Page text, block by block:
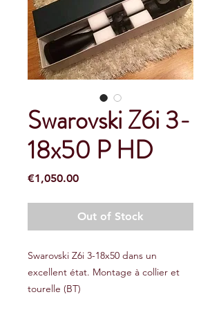
Swarovski Z6i 3-
18x50 P HD
€1,050.00Price
Out of Stock
Swarovski Z6i 3-18x50 dans un
excellent état. Montage à collier et
tourelle (BT)